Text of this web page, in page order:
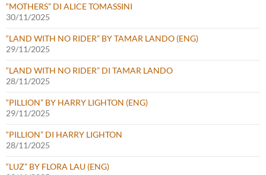
“MOTHERS” DI ALICE TOMASSINI
30/11/2025
“LAND WITH NO RIDER” BY TAMAR LANDO (ENG)
29/11/2025
“LAND WITH NO RIDER” DI TAMAR LANDO
28/11/2025
“PILLION” BY HARRY LIGHTON (ENG)
29/11/2025
“PILLION” DI HARRY LIGHTON
28/11/2025
“LUZ” BY FLORA LAU (ENG)